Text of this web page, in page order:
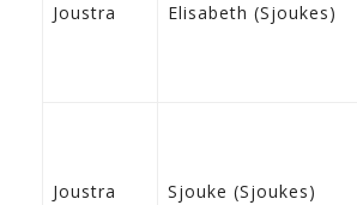
Joustra Elisabeth (Sjoukes)
Joustra Sjouke (Sjoukes)